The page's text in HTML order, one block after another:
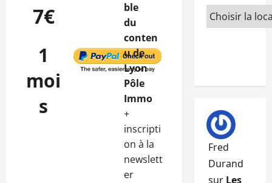
7€
1
moi
s
ble
du
conten
u de
Lyon
Pôle
Immo
+
inscripti
on à la
newslett
er
Fred
Durand
sur Les